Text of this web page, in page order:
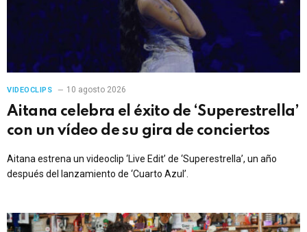
VIDEOCLIPS 10 agosto 2026
Aitana celebra el éxito de ‘Superestrella’
con un vídeo de su gira de conciertos
Aitana estrena un videoclip ‘Live Edit’ de ‘Superestrella’, un año
después del lanzamiento de ‘Cuarto Azul’.